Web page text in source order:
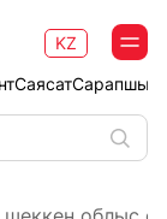
Саясат
KZ